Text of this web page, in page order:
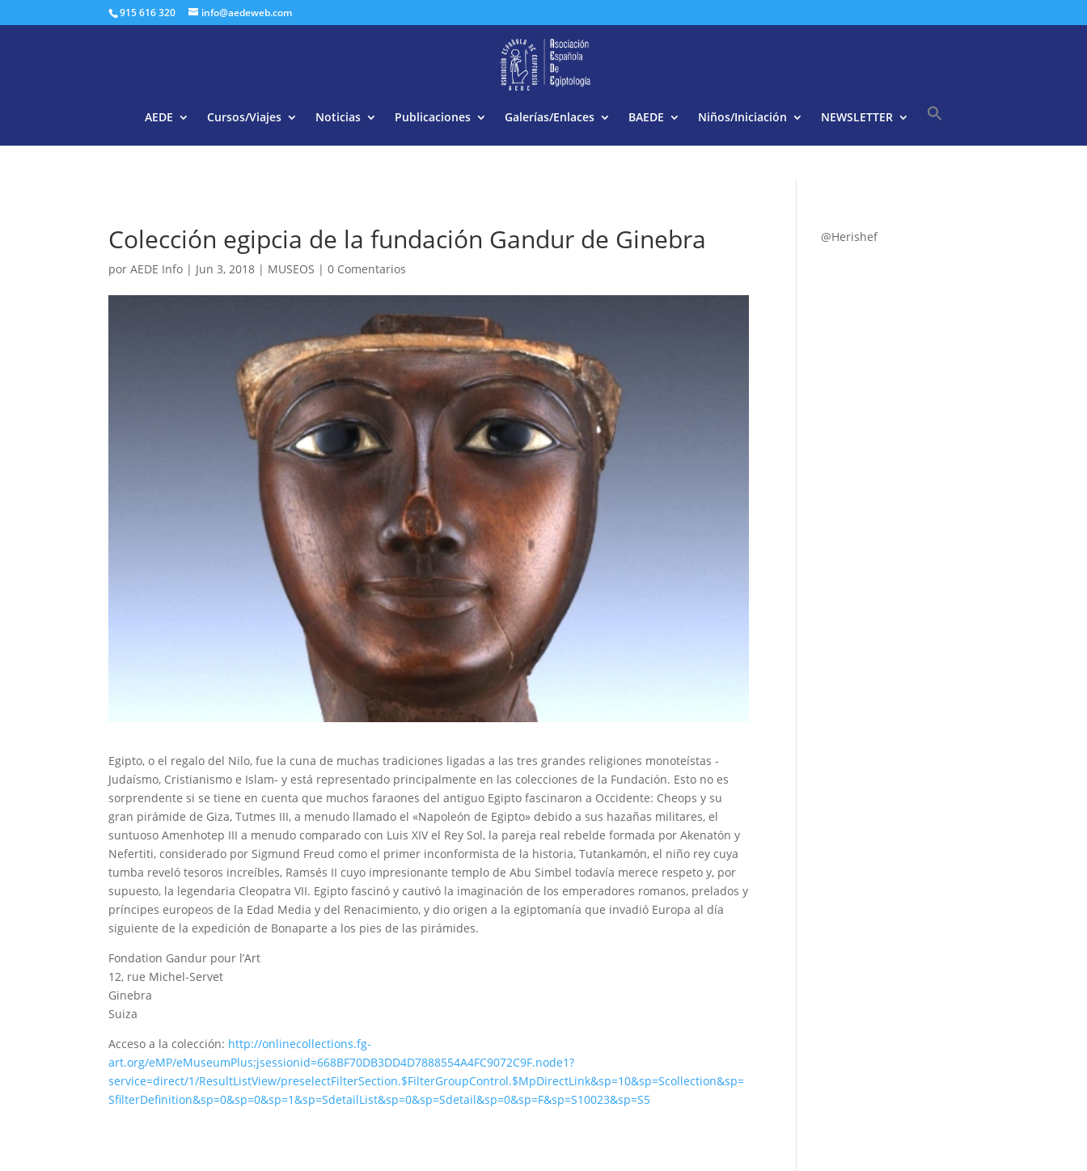
915 616 320 info@aedeweb.com
AEDE Cursos/Viajes Noticias Publicaciones Galerías/Enlaces BAEDE Niños/Iniciación NEWSLETTER
Colección egipcia de la fundación Gandur de Ginebra
porAEDE Info | Jun 3, 2018 | MUSEOS |0 Comentarios
Egipto, o el regalo del Nilo, fue la cuna de muchas tradiciones ligadas a las tres grandes religiones monoteístas -
Judaísmo, Cristianismo e Islam- y está representado principalmente en las colecciones de la Fundación. Esto no es
sorprendente si se tiene en cuenta que muchos faraones del antiguo Egipto fascinaron a Occidente: Cheops y su
gran pirámide de Giza, Tutmes III, a menudo llamado el «Napoleón de Egipto» debido a sus hazañas militares, el
suntuoso Amenhotep III a menudo comparado con Luis XIV el Rey Sol, la pareja real rebelde formada por Akenatón y
Nefertiti, considerado por Sigmund Freud como el primer inconformista de la historia, Tutankamón, el niño rey cuya
tumba reveló tesoros increíbles, Ramsés II cuyo impresionante templo de Abu Simbel todavía merece respeto y, por
supuesto, la legendaria Cleopatra VII. Egipto fascinó y cautivó la imaginación de los emperadores romanos, prelados y
príncipes europeos de la Edad Media y del Renacimiento, y dio origen a la egiptomanía que invadió Europa al día
siguiente de la expedición de Bonaparte a los pies de las pirámides.
Fondation Gandur pour l’Art
12, rue Michel-Servet
Ginebra
Suiza
Acceso a la colección: http://onlinecollections.fg-
art.org/eMP/eMuseumPlus;jsessionid=668BF70DB3DD4D7888554A4FC9072C9F.node1?
service=direct/1/ResultListView/preselectFilterSection.$FilterGroupControl.$MpDirectLink&sp=10&sp=Scollection&sp=
SfilterDefinition&sp=0&sp=0&sp=1&sp=SdetailList&sp=0&sp=Sdetail&sp=0&sp=F&sp=S10023&sp=S5
@Herishef